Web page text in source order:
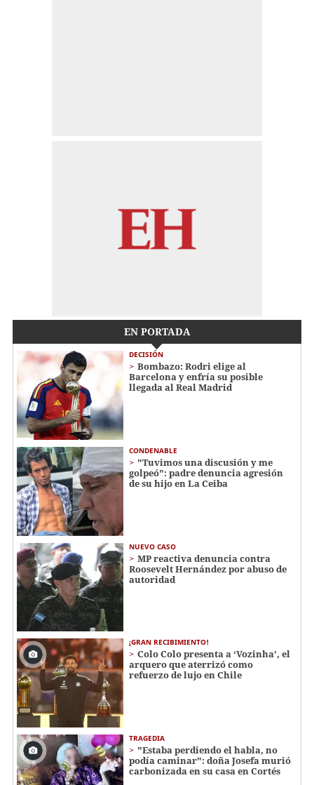
EN PORTADA
DECISIÓN
Bombazo: Rodri elige al
Barcelona y enfría su posible
llegada al Real Madrid
CONDENABLE
"Tuvimos una discusión y me
golpeó": padre denuncia agresión
de su hijo en La Ceiba
NUEVO CASO
MP reactiva denuncia contra
Roosevelt Hernández por abuso de
autoridad
¡GRAN RECIBIMIENTO!
Colo Colo presenta a ‘Vozinha’, el
arquero que aterrizó como
refuerzo de lujo en Chile
TRAGEDIA
"Estaba perdiendo el habla, no
podía caminar": doña Josefa murió
carbonizada en su casa en Cortés